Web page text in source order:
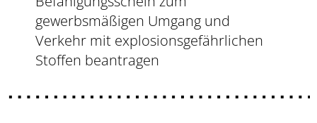
gewerbsmäßigen Umgang und
Verkehr mit explosionsgefährlichen
Stoffen beantragen